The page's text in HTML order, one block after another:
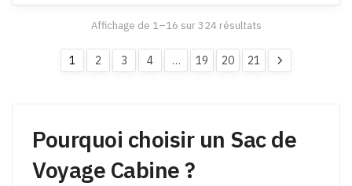
choisies
sur
produit
choisies
sur
produit
Affichage de 1–16 sur 324 résultats
1 2 3 4 … 19 20 21
Pourquoi choisir un Sac de
Voyage Cabine ?